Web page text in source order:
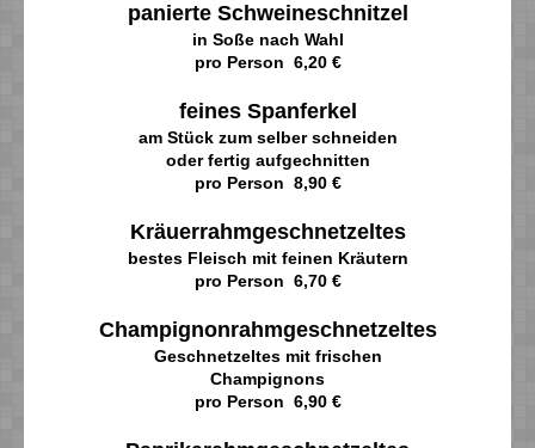
panierte Schweineschnitzel
in Soße nach Wahl
pro Person 6,20 €
feines Spanferkel
am Stück zum selber schneiden
oder fertig aufgechnitten
pro Person 8,90 €
Kräuerrahmgeschnetzeltes
bestes Fleisch mit feinen Kräutern
pro Person 6,70 €
Champignonrahmgeschnetzeltes
Geschnetzeltes mit frischen
Champignons
pro Person 6,90 €